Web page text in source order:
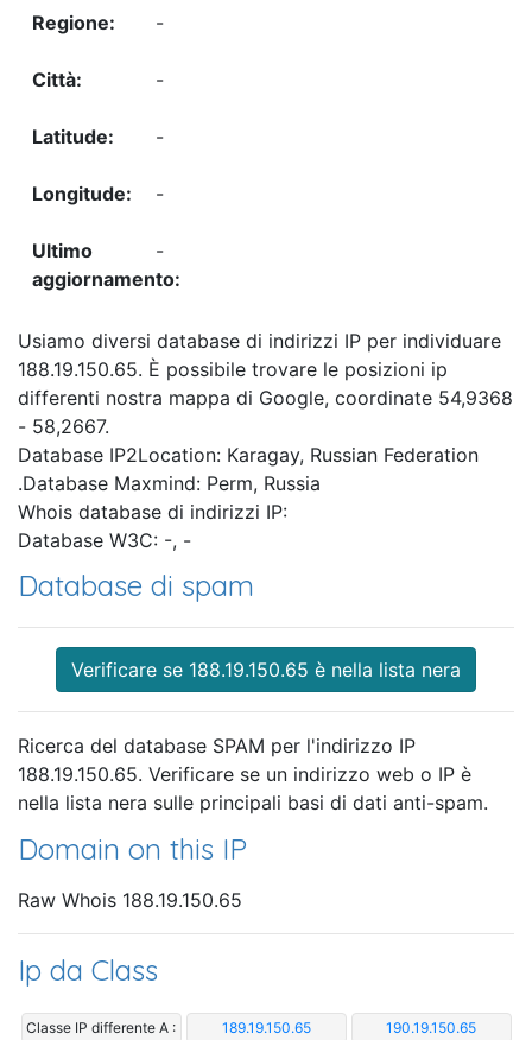
-
-
-
-
-
Usiamo diversi database di indirizzi IP per individuare
188.19.150.65. È possibile trovare le posizioni ip
differenti nostra mappa di Google, coordinate 54,9368
- 58,2667.
Database IP2Location: Karagay, Russian Federation
.Database Maxmind: Perm, Russia
Whois database di indirizzi IP:
Database W3C: -, -
Database di spam
Verificare se 188.19.150.65 è nella lista nera
Ricerca del database SPAM per l'indirizzo IP
188.19.150.65. Verificare se un indirizzo web o IP è
nella lista nera sulle principali basi di dati anti-spam.
Domain on this IP
Raw Whois 188.19.150.65
Ip da Class
Classe IP differente A : 189.19.150.65 190.19.150.65